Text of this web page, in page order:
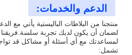
الدعم والخدمات:
منتجنا من البلاطات الباليستية يأتي مع
لضمان أن يكون لديك تجربة سلسة.فريقنا
لمساعدتك مع أي أسئلة أو مشاكل قد
تشمل: